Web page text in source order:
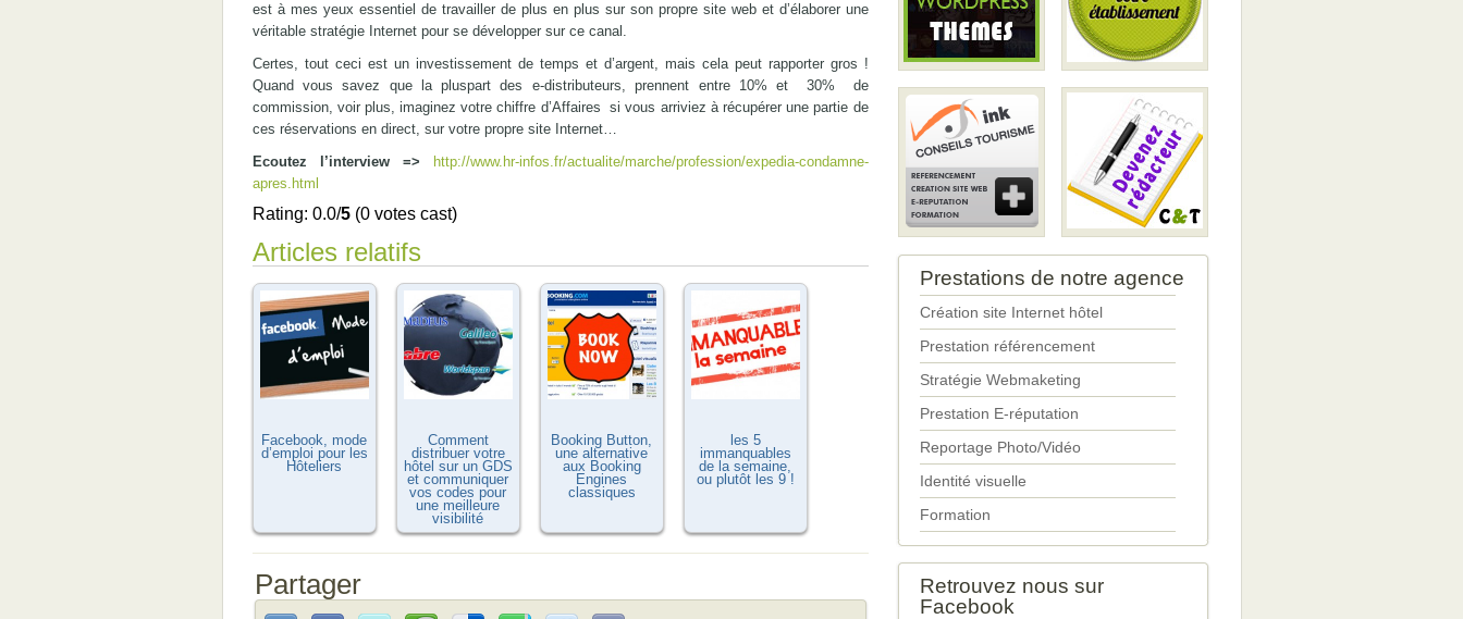
est à mes yeux essentiel de travailler de plus en plus sur son propre site web et d’élaborer une
véritable stratégie Internet pour se développer sur ce canal.
Certes, tout ceci est un investissement de temps et d’argent, mais cela peut rapporter gros !
Quand vous savez que la pluspart des e-distributeurs, prennent entre 10% et 30% de
commission, voir plus, imaginez votre chiffre d’Affaires si vous arriviez à récupérer une partie de
ces réservations en direct, sur votre propre site Internet…
Ecoutez l’interview =>
http://www.hr-infos.fr/actualite/marche/profession/expedia-condamne-
apres.html
Rating: 0.0/5(0 votes cast)
Articles relatifs
Facebook, mode
d’emploi pour les
Hôteliers
Comment
distribuer votre
hôtel sur un GDS
et communiquer
vos codes pour
une meilleure
visibilité
Booking Button,
une alternative
aux Booking
Engines
classiques
les 5
immanquables
de la semaine,
ou plutôt les 9 !
Partager
Prestations de notre agence
Création site Internet hôtel
Prestation référencement
Stratégie Webmaketing
Prestation E-réputation
Reportage Photo/Vidéo
Identité visuelle
Formation
Retrouvez nous sur
Facebook